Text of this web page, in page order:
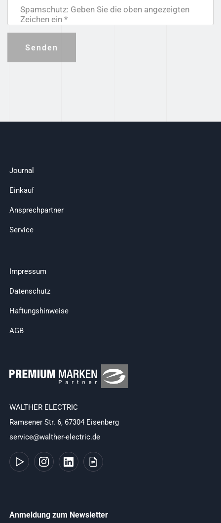
Spamschutz: Geben Sie die oben angezeigten
Zeichen ein *
Senden
Journal
Einkauf
Ansprechpartner
Service
Impressum
Datenschutz
Haftungshinweise
AGB
WALTHER ELECTRIC
Ramsener Str. 6, 67304 Eisenberg
service@walther-electric.de
Anmeldung zum Newsletter